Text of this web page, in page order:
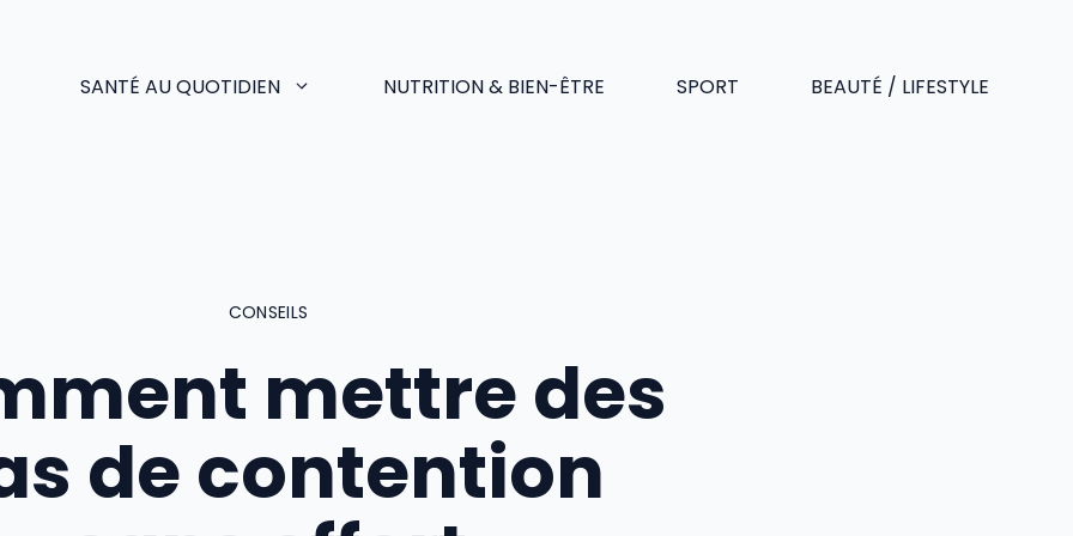
SANTÉ AU QUOTIDIEN NUTRITION & BIEN-ÊTRE SPORT BEAUTÉ / LIFESTYLE
CONSEILS
mettre des
de contention